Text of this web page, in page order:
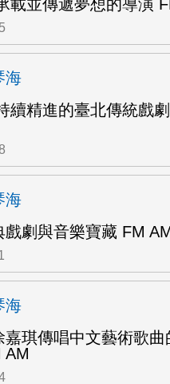
載並傳遞夢想的導演
海
續精進的臺北傳統戲
海
戲劇與音樂寶藏 FM
海
嘉琪傳唱中文藝術歌曲
AM